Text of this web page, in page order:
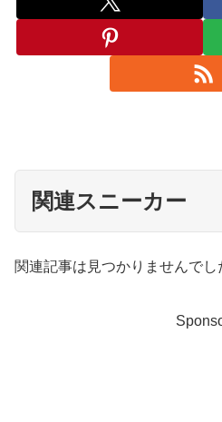
関連スニーカー
関連記事は見つかりませんでし